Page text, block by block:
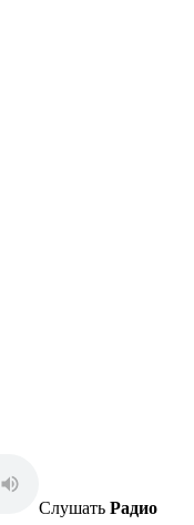
Слушать Радио